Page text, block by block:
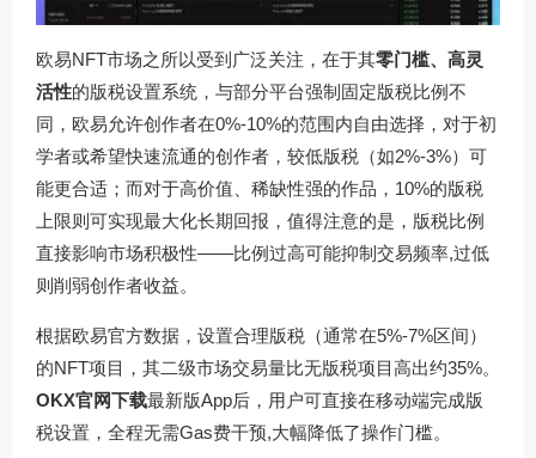
欧易NFT市场之所以受到广泛关注，在于其零门槛、高灵
活性的版税设置系统，与部分平台强制固定版税比例不
同，欧易允许创作者在0%-10%的范围内自由选择，对于初
学者或希望快速流通的创作者，较低版税（如2%-3%）可
能更合适；而对于高价值、稀缺性强的作品，10%的版税
上限则可实现最大化长期回报，值得注意的是，版税比例
直接影响市场积极性——比例过高可能抑制交易频率,过低
则削弱创作者收益。
根据欧易官方数据，设置合理版税（通常在5%-7%区间）
的NFT项目，其二级市场交易量比无版税项目高出约35%。
OKX官网下载最新版App后，用户可直接在移动端完成版
税设置，全程无需Gas费干预,大幅降低了操作门槛。